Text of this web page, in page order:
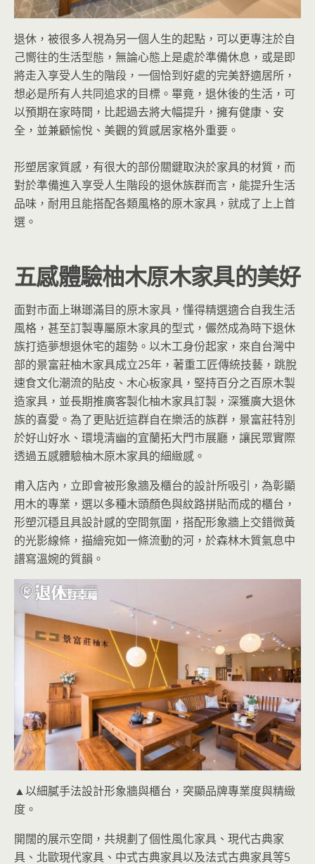
退休，被很多人視為另一個人生的起點，可以更專注於自
己嚮往的生活型態，無論心態上是處於準備休息，或是即
將走入享受人生的階段，一個恰到好處的完美舒適居所，
想必是所有人共同追求的目標。畢竟，退休後的生活，可
以預期在家時間，比起過去將大幅提升，擁有健康、安
全，並兼顧愉悅、美觀的質感居家格外重要。
形塑居家質感，有很大的部份關鍵取決於家具的材質，而
對於準備進入享受人生階段的退休族群而言，能提升生活
品味，耐用且能搭配各類風格的原木家具，就成了上上首
選。
五感體驗柚木原木家具的美好
面對市面上琳瑯滿目的原木家具，懂得精選適合自我生活
風格，甚至訂製專屬原木家具的型式，儼然成為時下退休
族打造夢想退休宅的趨勢。以木工身份起家，來自台灣中
部的景富莊柚木家具成立25年，著重工匠傳統技藝，跳脫
速食文化潮流的貼皮、木心板家具，堅持百分之百原木製
造家具，並長期推廣客製化柚木家具訂製，深獲廣大退休
族的喜愛。為了更貼近這群自在樂活的族群，景富莊特別
於好山好水、環境清幽的宜蘭拓大門市展廳，讓民眾實際
透過五感體驗柚木原木家具的細緻感。
甫入店內，立即會被形象牆及櫃台的設計所吸引，為彰顯
用木的專業，選以多種木頭顏色與紋路拼貼而成的櫃台，
形塑沉穩且具設計感的空間氛圍，搭配形象牆上交錯微黃
的光影線條，描繪宛如一條流動的河，於森林木質氣息中
譜寫溫婉的質韻。
▲以細膩手法設計形象牆與櫃台，突顯品牌專業度與精緻
度。
開闊的展示空間，共規劃了個性風化家具、現代古典家
具、北歐現代家具、中式古典家具以及法式古典家具等5